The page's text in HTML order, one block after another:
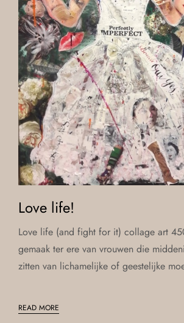
Love life!
Love life (and fight for it) collage art
gemaak ter ere van vrouwen die
zitten van lichamelijke of geestelijke
READ MORE